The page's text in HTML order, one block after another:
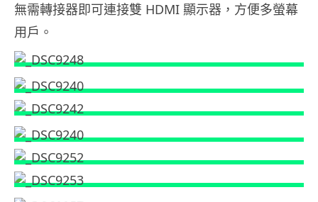
無需轉接器即可連接雙 HDMI 顯示器，方便多螢幕
用戶。